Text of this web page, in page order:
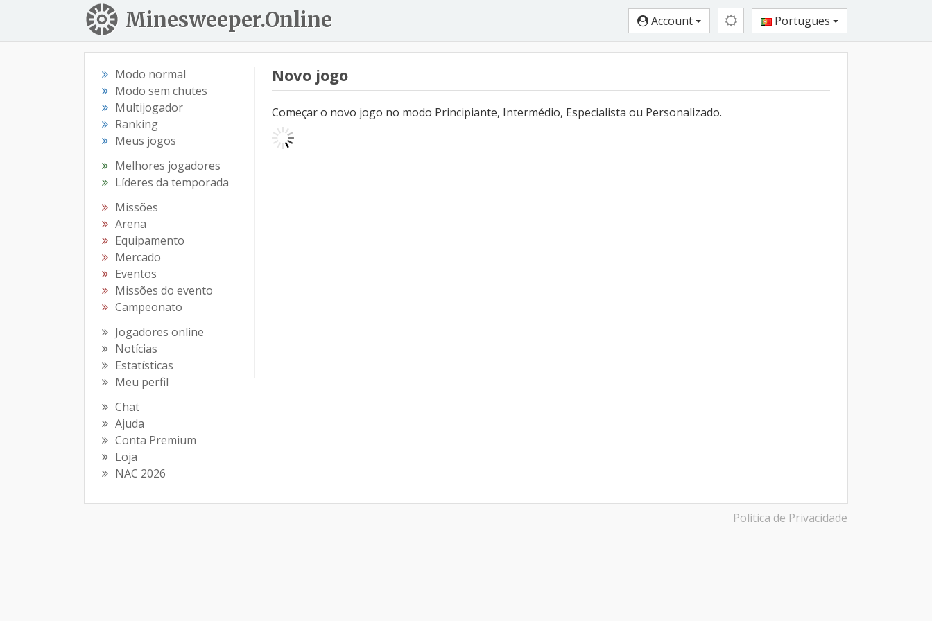
Minesweeper.Online Account Portugues
Modo normal
Modo sem chutes
Multijogador
Ranking
Meus jogos
Melhores jogadores
Líderes da temporada
Missões
Arena
Equipamento
Mercado
Eventos
Missões do evento
Campeonato
Jogadores online
Notícias
Estatísticas
Meu perfil
Chat
Ajuda
Conta Premium
Loja
NAC 2026
Novo jogo
Começar o novo jogo no modo Principiante, Intermédio, Especialista ou Personalizado.
Política de Privacidade